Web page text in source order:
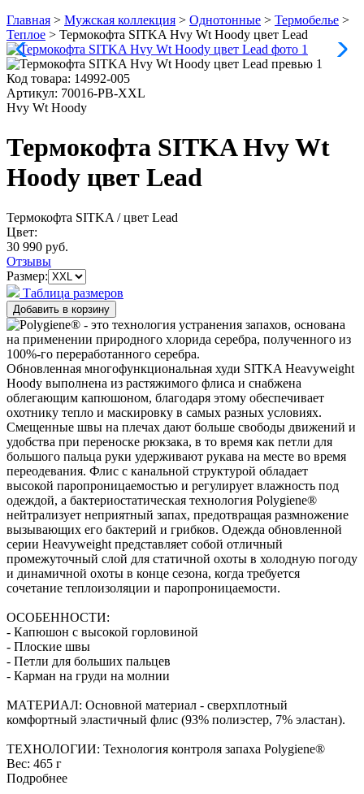
Главная > Мужская коллекция > Однотонные > Термобелье >
Теплое > Термокофта SITKA Hvy Wt Hoody цвет Lead
Код товара: 14992-005
Артикул: 70016-PB-XXL
Hvy Wt Hoody
Термокофта SITKA Hvy Wt
Hoody цвет Lead
Термокофта SITKA / цвет Lead
Цвет:
30 990 руб.
Отзывы
Размер:
Таблица размеров
Обновленная многофункциональная худи SITKA Heavyweight
Hoody выполнена из растяжимого флиса и снабжена
облегающим капюшоном, благодаря этому обеспечивает
охотнику тепло и маскировку в самых разных условиях.
Смещенные швы на плечах дают больше свободы движений и
удобства при переноске рюкзака, в то время как петли для
большого пальца руки удерживают рукава на месте во время
переодевания. Флис с канальной структурой обладает
высокой паропроницаемостью и регулирует влажность под
одеждой, а бактериостатическая технология Polygiene®
нейтрализует неприятный запах, предотвращая размножение
вызывающих его бактерий и грибков. Одежда обновленной
серии Heavyweight представляет собой отличный
промежуточный слой для статичной охоты в холодную погоду
и динамичной охоты в конце сезона, когда требуется
сочетание теплоизоляции и паропроницаемости.
ОСОБЕННОСТИ:
- Капюшон с высокой горловиной
- Плоские швы
- Петли для больших пальцев
- Карман на груди на молнии
МАТЕРИАЛ: Основной материал - сверхплотный
комфортный эластичный флис (93% полиэстер, 7% эластан).
ТЕХНОЛОГИИ: Технология контроля запаха Polygiene®
Вес: 465 г
Подробнее